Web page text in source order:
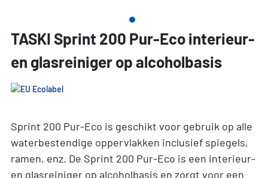
TASKI Sprint 200 Pur-Eco interieur-
en glasreiniger op alcoholbasis
Sprint 200 Pur-Eco is geschikt voor gebruik op alle
waterbestendige oppervlakken inclusief spiegels,
ramen, enz. De Sprint 200 Pur-Eco is een interieur-
en glasreiniger op alcoholbasis en zorgt voor een